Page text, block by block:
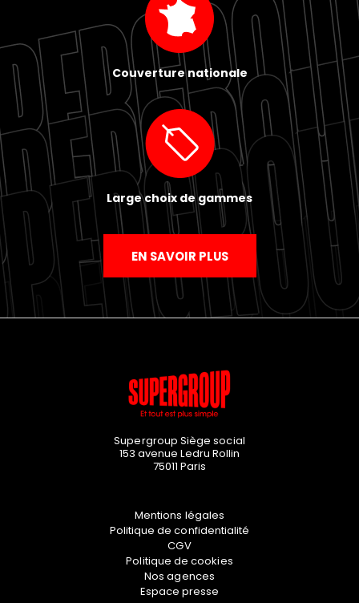
Couverture nationale
Large choix de gammes
EN SAVOIR PLUS
Supergroup Siège social
153 avenue Ledru Rollin
75011 Paris
Mentions légales
Politique de confidentialité
CGV
Politique de cookies
Nos agences
Espace presse